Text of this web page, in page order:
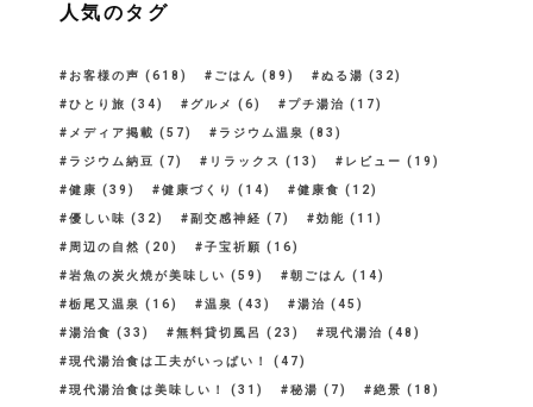
人気のタグ
お客様の声 (618) ごはん (89) ぬる湯 (32)
ひとり旅 (34) グルメ (6) プチ湯治 (17)
メディア掲載 (57) ラジウム温泉 (83)
ラジウム納豆 (7) リラックス (13) レビュー (19)
健康 (39) 健康づくり (14) 健康食 (12)
優しい味 (32) 副交感神経 (7) 効能 (11)
周辺の自然 (20) 子宝祈願 (16)
岩魚の炭火焼が美味しい (59) 朝ごはん (14)
栃尾又温泉 (16) 温泉 (43) 湯治 (45)
湯治食 (33) 無料貸切風呂 (23) 現代湯治 (48)
現代湯治食は工夫がいっぱい！ (47)
現代湯治食は美味しい！ (31) 秘湯 (7) 絶景 (18)